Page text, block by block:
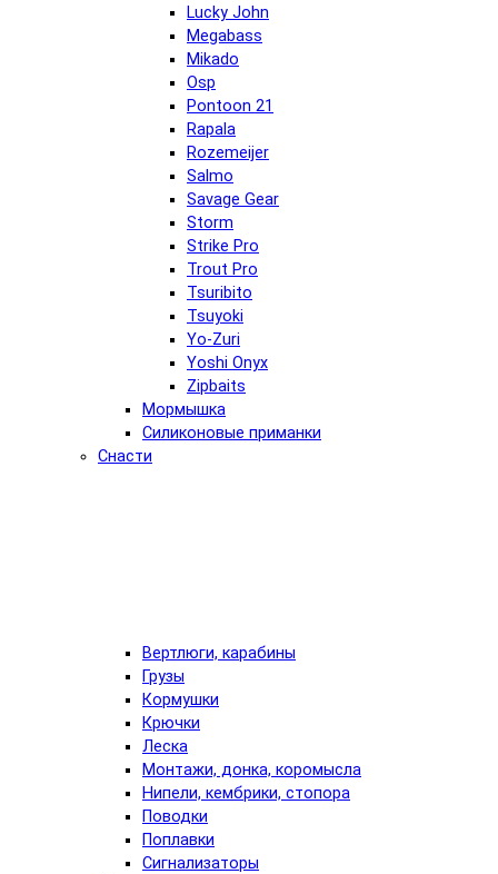
Lucky John
Megabass
Mikado
Osp
Pontoon 21
Rapala
Rozemeijer
Salmo
Savage Gear
Storm
Strike Pro
Trout Pro
Tsuribito
Tsuyoki
Yo-Zuri
Yoshi Onyx
Zipbaits
Мормышка
Силиконовые приманки
Снасти
Вертлюги, карабины
Грузы
Кормушки
Крючки
Леска
Монтажи, донка, коромысла
Нипели, кембрики, стопора
Поводки
Поплавки
Сигнализаторы